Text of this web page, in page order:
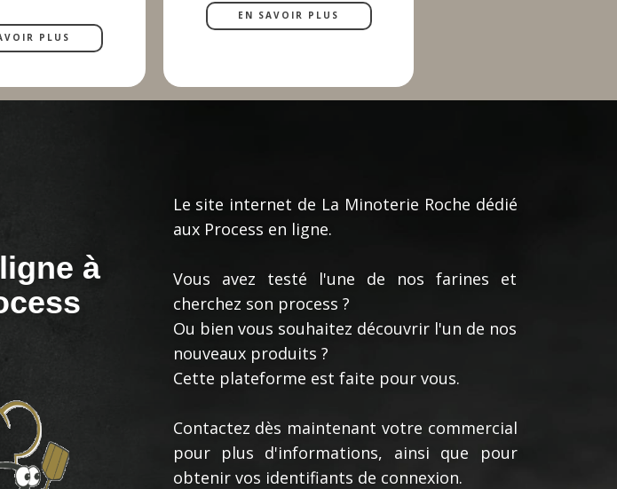
PLUS
EN SAVOIR PLUS
à
Le site internet de La Minoterie Roche dédié
aux Process en ligne.
Vous avez testé l'une de nos farines et
cherchez son process ?
Ou bien vous souhaitez découvrir l'un de nos
nouveaux produits ?
Cette plateforme est faite pour vous.
Contactez dès maintenant votre commercial
pour plus d'informations, ainsi que pour
obtenir vos identifiants de connexion.